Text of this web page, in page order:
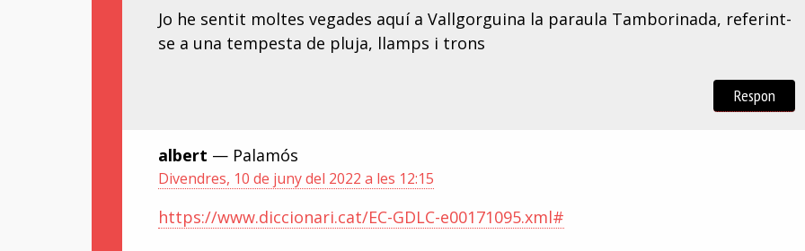
Jo he sentit moltes vegades aquí a Vallgorguina la paraula Tamborinada, referint-
se a una tempesta de pluja, llamps i trons
Respon
albert — Palamós
Divendres, 10 de juny del 2022 a les 12:15
https://www.diccionari.cat/EC-GDLC-e00171095.xml#